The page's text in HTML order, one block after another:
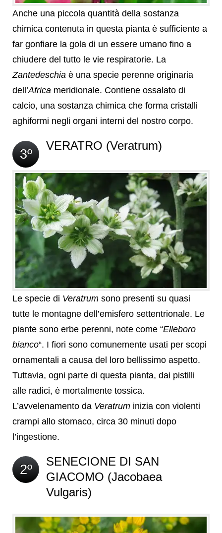
Anche una piccola quantità della sostanza
chimica contenuta in questa pianta è sufficiente a
far gonfiare la gola di un essere umano fino a
chiudere del tutto le vie respiratorie. La
Zantedeschia è una specie perenne originaria
dell’Africa meridionale. Contiene ossalato di
calcio, una sostanza chimica che forma cristalli
aghiformi negli organi interni del nostro corpo.
3º
VERATRO (Veratrum)
Le specie di Veratrum sono presenti su quasi
tutte le montagne dell’emisfero settentrionale. Le
piante sono erbe perenni, note come “Elleboro
bianco“. I fiori sono comunemente usati per scopi
ornamentali a causa del loro bellissimo aspetto.
Tuttavia, ogni parte di questa pianta, dai pistilli
alle radici, è mortalmente tossica.
L’avvelenamento da Veratrum inizia con violenti
crampi allo stomaco, circa 30 minuti dopo
l’ingestione.
2º
SENECIONE DI SAN
GIACOMO (Jacobaea
Vulgaris)